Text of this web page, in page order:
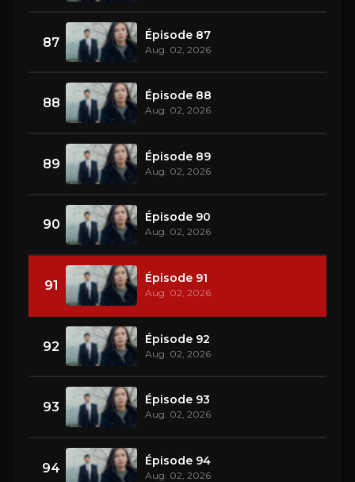
87 Épisode 87
Aug. 02, 2026
88 Épisode 88
Aug. 02, 2026
89 Épisode 89
Aug. 02, 2026
90 Épisode 90
Aug. 02, 2026
91 Épisode 91
Aug. 02, 2026
92 Épisode 92
Aug. 02, 2026
93 Épisode 93
Aug. 02, 2026
94 Épisode 94
Aug. 02, 2026